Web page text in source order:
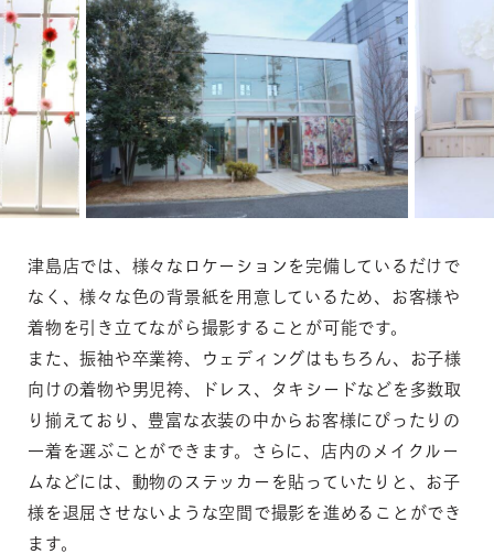
津島店では、様々なロケーションを完備しているだけで
なく、様々な色の背景紙を用意しているため、お客様や
着物を引き立てながら撮影することが可能です。
また、振袖や卒業袴、ウェディングはもちろん、お子様
向けの着物や男児袴、ドレス、タキシードなどを多数取
り揃えており、豊富な衣装の中からお客様にぴったりの
一着を選ぶことができます。さらに、店内のメイクルー
ムなどには、動物のステッカーを貼っていたりと、お子
様を退屈させないような空間で撮影を進めることができ
ます。